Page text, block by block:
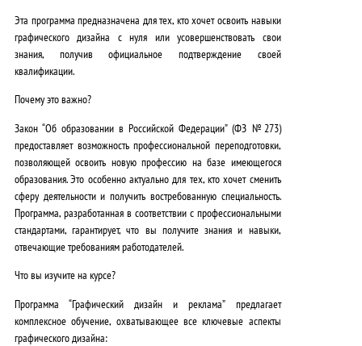
Эта программа предназначена для тех, кто хочет освоить навыки
графического дизайна с нуля или усовершенствовать свои
знания, получив официальное подтверждение своей
квалификации.
Почему это важно?
Закон “Об образовании в Российской Федерации” (ФЗ №273)
предоставляет возможность профессиональной переподготовки,
позволяющей освоить новую профессию на базе имеющегося
образования. Это особенно актуально для тех, кто хочет сменить
сферу деятельности и получить востребованную специальность.
Программа, разработанная в соответствии с профессиональными
стандартами, гарантирует, что вы получите знания и навыки,
отвечающие требованиям работодателей.
Что вы изучите на курсе?
Программа “Графический дизайн и реклама” предлагает
комплексное обучение, охватывающее все ключевые аспекты
графического дизайна: